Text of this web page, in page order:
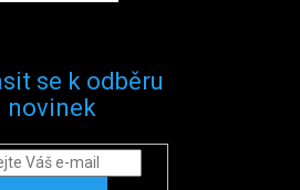
se k odběru
novinek